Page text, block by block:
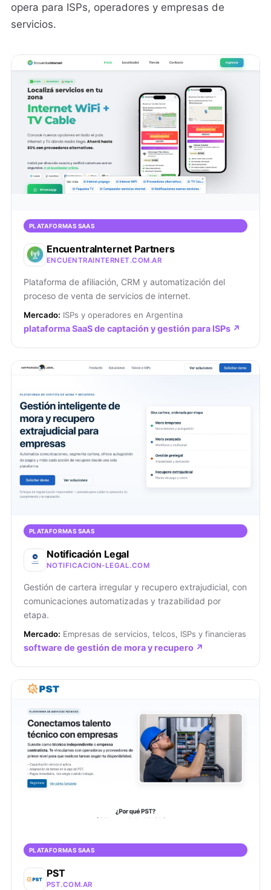
opera para ISPs, operadores y empresas de
servicios.
PLATAFORMAS SAAS
EncuentraInternet Partners
ENCUENTRAINTERNET.COM.AR
Plataforma de afiliación, CRM y automatización del
proceso de venta de servicios de internet.
Mercado: ISPs y operadores en Argentina
plataforma SaaS de captación y gestión para ISPs ↗
PLATAFORMAS SAAS
Notificación Legal
NOTIFICACION-LEGAL.COM
Gestión de cartera irregular y recupero extrajudicial, con
comunicaciones automatizadas y trazabilidad por
etapa.
Mercado: Empresas de servicios, telcos, ISPs y financieras
software de gestión de mora y recupero ↗
PLATAFORMAS SAAS
PST
PST.COM.AR